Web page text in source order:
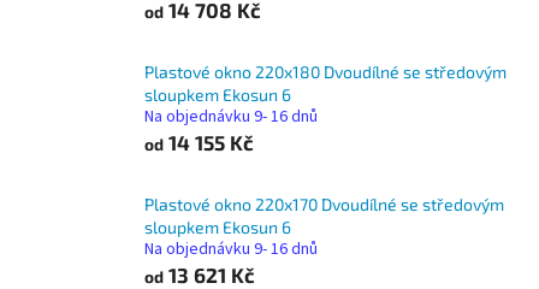
od 14 708 Kč
Plastové okno 220x180 Dvoudílné se středovým
sloupkem Ekosun 6
Na objednávku 9- 16 dnů
od 14 155 Kč
Plastové okno 220x170 Dvoudílné se středovým
sloupkem Ekosun 6
Na objednávku 9- 16 dnů
od 13 621 Kč